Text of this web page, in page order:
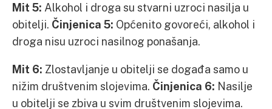
Mit 5: Alkohol i droga su stvarni uzroci nasilja u
obitelji. Činjenica 5: Općenito govoreći, alkohol i
droga nisu uzroci nasilnog ponašanja.
Mit 6: Zlostavljanje u obitelji se događa samo u
nižim društvenim slojevima. Činjenica 6: Nasilje
u obitelji se zbiva u svim društvenim slojevima.